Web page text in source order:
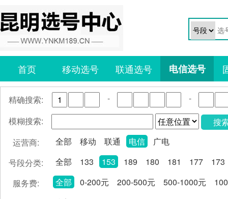
首页 移动选号 联通选号 电信选号
精确搜索: -
-
模糊搜索:
搜
运营商:
全部 移动 联通 电信
广电
号段分类:
全部 133 153 189 180 181 177
173
服务费:
全部 0-200元 200-500元 500-1000元